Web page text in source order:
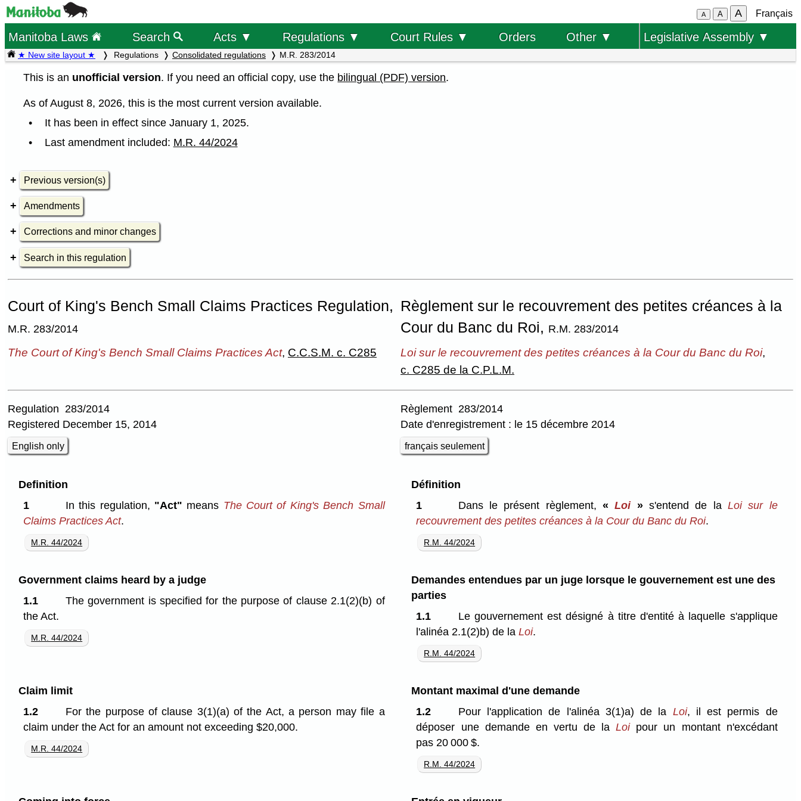
A A A Français
Manitoba Laws Search Acts ▼ Regulations ▼ Court Rules ▼ Orders Other ▼ Legislative Assembly ▼
★ New site layout ★ Regulations Consolidated regulations M.R. 283/2014
This is an unofficial version. If you need an official copy, use the bilingual (PDF) version.
As of August 8, 2026, this is the most current version available.
It has been in effect since January 1, 2025.
Last amendment included: M.R. 44/2024
Previous version(s)
Amendments
Corrections and minor changes
Search in this regulation
Court of King's Bench Small Claims Practices Regulation,
M.R. 283/2014
Règlement sur le recouvrement des petites créances à la
Cour du Banc du Roi, R.M. 283/2014
The Court of King's Bench Small Claims Practices Act, C.C.S.M. c. C285 Loi sur le recouvrement des petites créances à la Cour du Banc du Roi,
c. C285 de la C.P.L.M.
Regulation 283/2014
Registered December 15, 2014
English only
Règlement 283/2014
Date d'enregistrement : le 15 décembre 2014
français seulement
Definition
1
In this regulation, "Act" means The Court of King's Bench Small
Claims Practices Act.
M.R. 44/2024
Définition
1
Dans le présent règlement,«Loi»s'entend de la Loi sur le
recouvrement des petites créances à la Cour du Banc du Roi.
R.M. 44/2024
Government claims heard by a judge
1.1
The government is specified for the purpose of clause 2.1(2)⁠(b) of
the Act.
M.R. 44/2024
Demandes entendues par un juge lorsque le gouvernement est une des
parties
1.1
Le gouvernement est désigné à titre d'entité à laquelle s'applique
l'alinéa 2.1(2)b) de laLoi.
R.M. 44/2024
Claim limit
1.2
For the purpose of clause 3(1)⁠(a) of the Act, a person may file a
claim under the Act for an amount not exceeding $20,000.
M.R. 44/2024
Montant maximal d'une demande
1.2
Pour l'application de l'alinéa 3(1)a) de la Loi, il est permis de
déposer une demande en vertu de laLoi pour un montant n'excédant
pas 20 000 $.
R.M. 44/2024